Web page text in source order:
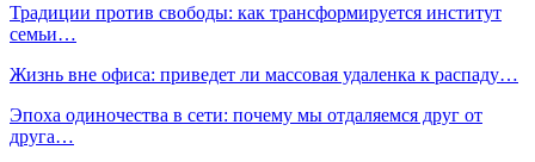
Традиции против свободы: как трансформируется институт
семьи…
Жизнь вне офиса: приведет ли массовая удаленка к распаду…
Эпоха одиночества в сети: почему мы отдаляемся друг от
друга…